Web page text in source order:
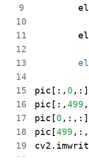
pic[:, 0
pic[:, 499
pic[0
pic[499